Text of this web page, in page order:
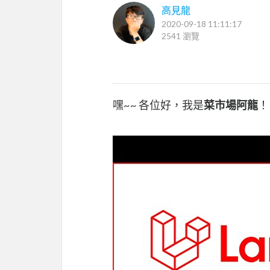
高見龍
2020-09-18 11:11:17
2541 瀏覽
嘿~~ 各位好，我是菜市場阿龍 ！